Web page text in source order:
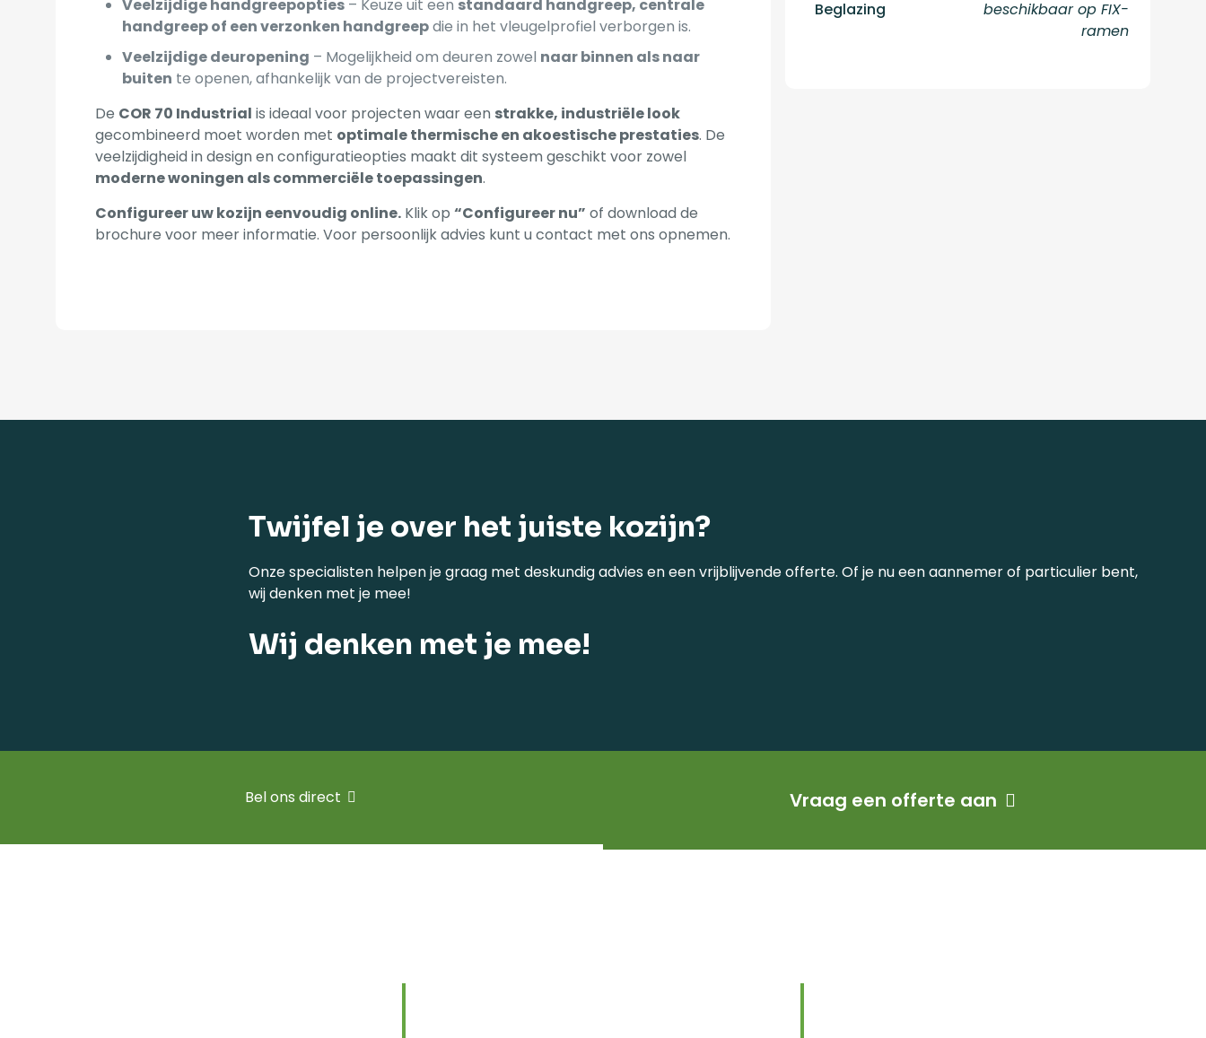
Veelzijdige handgreepopties– Keuze uit een standaard handgreep, centrale
handgreep of een verzonken handgreepdie in het vleugelprofiel verborgen is.
Veelzijdige deuropening – Mogelijkheid om deuren zowel naar binnen als naar
buiten te openen, afhankelijk van de projectvereisten.
De COR 70 Industrial is ideaal voor projecten waar een strakke, industriële look
gecombineerd moet worden met optimale thermische en akoestische prestaties. De
veelzijdigheid in design en configuratieopties maakt dit systeem geschikt voor zowel
moderne woningen als commerciële toepassingen.
Configureer uw kozijn eenvoudig online.Klik op “Configureer nu” of download de
brochure voor meer informatie. Voor persoonlijk advies kunt u contact met ons opnemen.
Beglazing
beschikbaar op FIX-
ramen
Twijfel je over het juiste kozijn?
Onze specialisten helpen je graag met deskundig advies en een vrijblijvende offerte. Of je nu een aannemer of particulier bent,
wij denken met je mee!
Wij denken met je mee!
Bel ons direct Vraag een offerte aan